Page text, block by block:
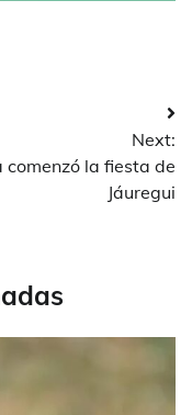
Next:
comenzó la fiesta de
Jáuregui